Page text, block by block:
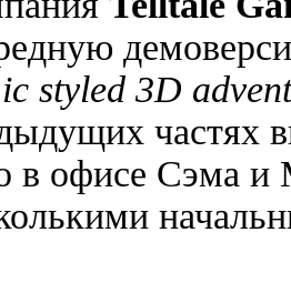
styled 3D
частях
в офисе Сэма и